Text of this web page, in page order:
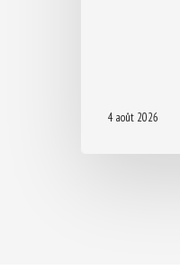
4 août 2026